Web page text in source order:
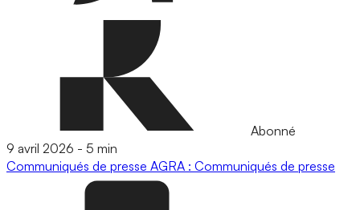
Abonné
9 avril 2026 - 5 min
Communiqués de presse AGRA : Communiqués de presse